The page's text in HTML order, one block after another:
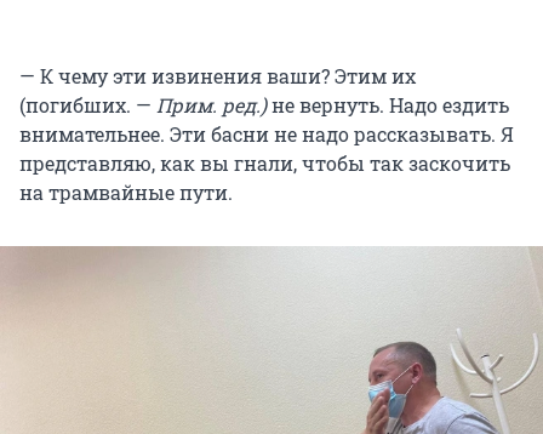
— К чему эти извинения ваши? Этим их
(погибших. — Прим. ред.)не вернуть. Надо ездить
внимательнее. Эти басни не надо рассказывать. Я
представляю, как вы гнали, чтобы так заскочить
на трамвайные пути.